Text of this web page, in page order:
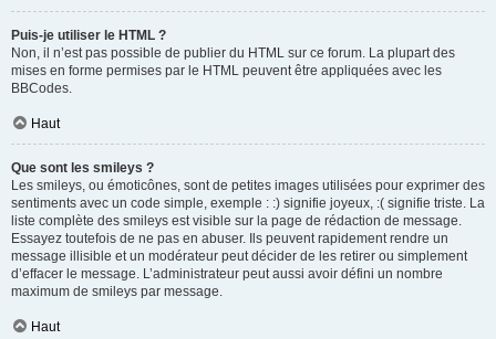
Puis-je utiliser le HTML ?
Non, il n’est pas possible de publier du HTML sur ce forum. La plupart des
mises en forme permises par le HTML peuvent être appliquées avec les
BBCodes.
Haut
Que sont les smileys ?
Les smileys, ou émoticônes, sont de petites images utilisées pour exprimer des
sentiments avec un code simple, exemple : :) signifie joyeux, :( signifie triste. La
liste complète des smileys est visible sur la page de rédaction de message.
Essayez toutefois de ne pas en abuser. Ils peuvent rapidement rendre un
message illisible et un modérateur peut décider de les retirer ou simplement
d’effacer le message. L’administrateur peut aussi avoir défini un nombre
maximum de smileys par message.
Haut